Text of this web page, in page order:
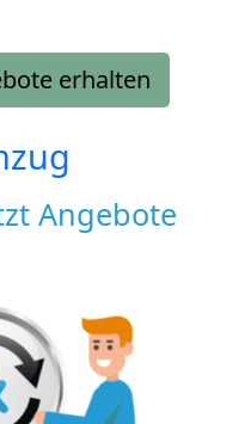
erhalten
Angebote